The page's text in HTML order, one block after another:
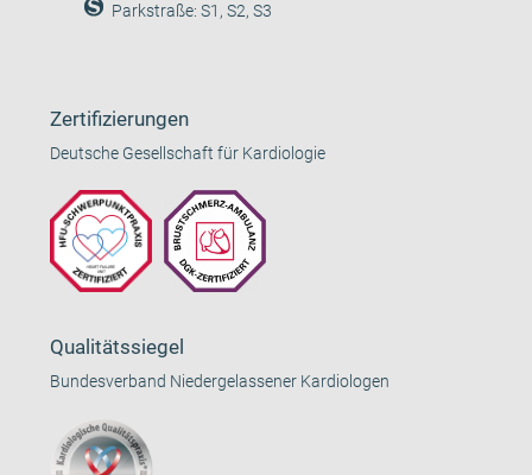
Parkstraße: S1, S2, S3
Zertifizierungen
Deutsche Gesellschaft für Kardiologie
Qualitätssiegel
Bundesverband Niedergelassener Kardiologen